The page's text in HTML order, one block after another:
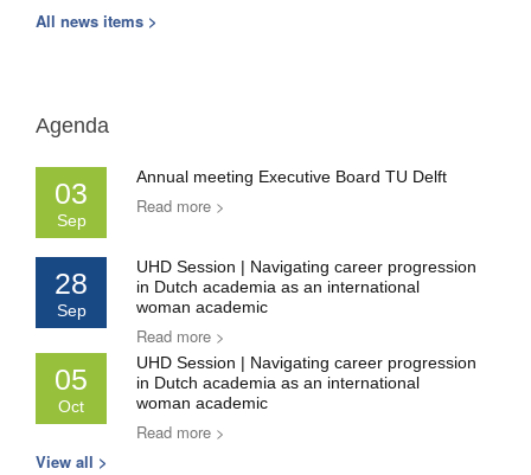
All news items >
Agenda
03
Sep
Annual meeting Executive Board TU Delft
Read more >
28
Sep
UHD Session | Navigating career progression
in Dutch academia as an international
woman academic
Read more >
05
Oct
UHD Session | Navigating career progression
in Dutch academia as an international
woman academic
Read more >
View all >